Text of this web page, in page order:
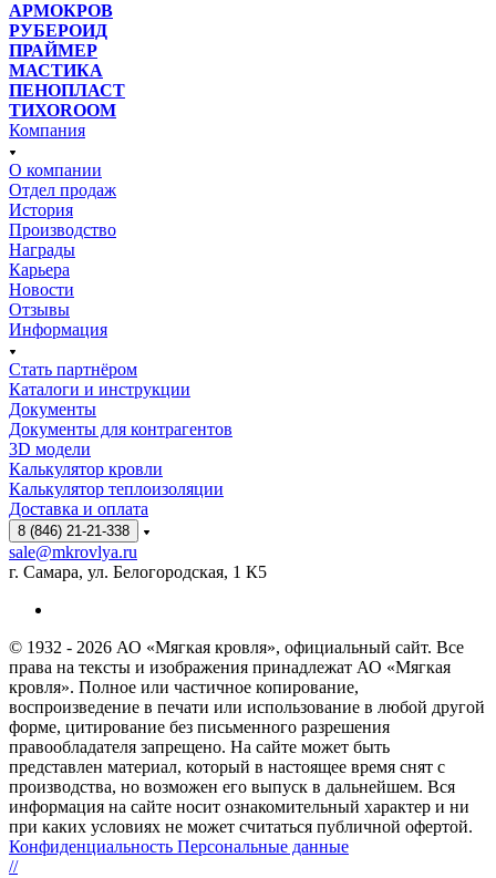
АРМОКРОВ
РУБЕРОИД
ПРАЙМЕР
МАСТИКА
ПЕНОПЛАСТ
ТИХОROOM
Компания
О компании
Отдел продаж
История
Производство
Награды
Карьера
Новости
Отзывы
Информация
Стать партнёром
Каталоги и инструкции
Документы
Документы для контрагентов
3D модели
Калькулятор кровли
Калькулятор теплоизоляции
Доставка и оплата
8 (846) 21-21-338
sale@mkrovlya.ru
г. Самара, ул. Белогородская, 1 К5
© 1932 - 2026 АО «Мягкая кровля», официальный сайт. Все
права на тексты и изображения принадлежат АО «Мягкая
кровля». Полное или частичное копирование,
воспроизведение в печати или использование в любой другой
форме, цитирование без письменного разрешения
правообладателя запрещено. На сайте может быть
представлен материал, который в настоящее время снят с
производства, но возможен его выпуск в дальнейшем. Вся
информация на сайте носит ознакомительный характер и ни
при каких условиях не может считаться публичной офертой.
Конфиденциальность Персональные данные
//